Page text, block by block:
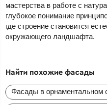
мастерства в работе с
глубокое понимание
где строение становится
окружающего ландшафта.
Найти похожие фасады
Фасады в орнаментальном